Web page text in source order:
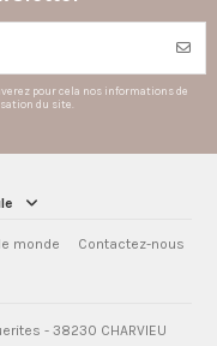
pour cela nos informations de
du site.
monde Contactez-nous
- 38230 CHARVIEU